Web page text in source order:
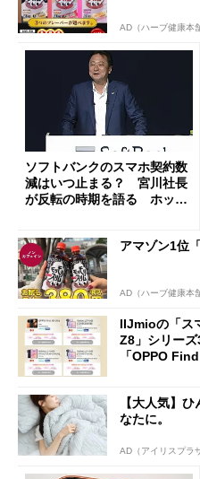
AD（ハーブ健康本
ソフトバンクのスマホ契約数
減はいつ止まる？ 宮川社長
が反転の時期を語る ホッピ
アマゾン1位
AD（ハーブ健康本
IIJmioの「ス
Z8」シリー
「OPPO
【大人気】
なたに。
AD（アイリスプラ